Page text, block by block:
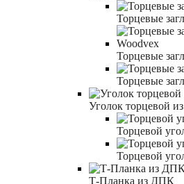
Торцевые
Торцевые
Торцевые
Уголок торцевой
Торцевой
Торцевой
Т-Планка из ДПК